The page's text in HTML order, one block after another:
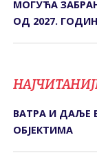
МОГУЋА
ОД 2027.
ВАТРА И ДАЉЕ
ОБЈЕКТИМА